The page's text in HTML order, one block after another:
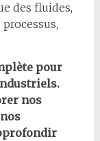
des fluides,
pour
nos